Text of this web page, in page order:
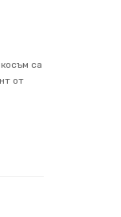
са
от